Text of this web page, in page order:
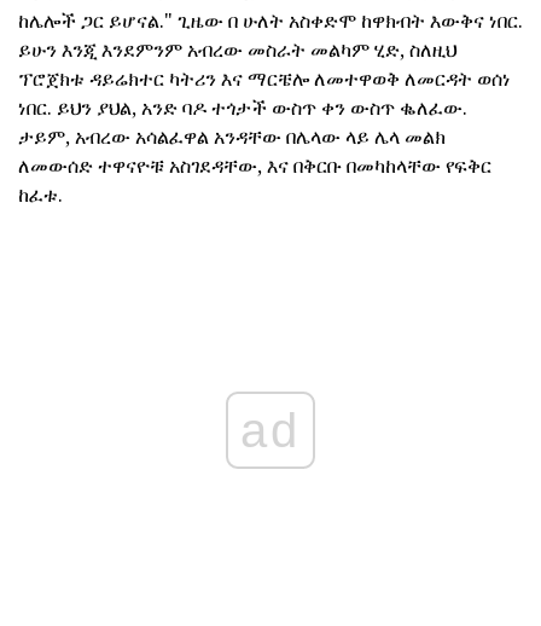
ከሌሎች ጋር ይሆናል." ጊዜው በ ሁለት አስቀድሞ ከዋክብት እውቅና ነበር.
ይሁን እንጂ እንደምንም አብረው መስራት መልካም ሂድ, ስለዚህ
ፕሮጀክቱ ዳይሬክተር ካትሪን እና ማርቼሎ ለመተዋወቅ ለመርዳት ወሰነ
ነበር. ይህን ያህል, አንድ ባዶ ተጎታች ውስጥ ቀን ውስጥ ቈለፈው.
ታይም, አብረው አሳልፈዋል አንዳቸው በሌላው ላይ ሌላ መልክ
ለመውሰድ ተዋናዮቹ አስገደዳቸው, እና በቅርቡ በመካከላቸው የፍቅር
ከፈቱ.
ad